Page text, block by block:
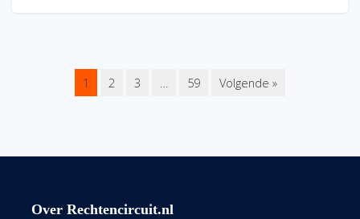
1 2 3 … 59 Volgende »
Over Rechtencircuit.nl